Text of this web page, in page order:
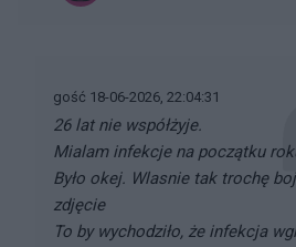
gość 18-06-2026, 22:04:31
26 lat nie współżyje.
Mialam infekcje na początku
Było okej. Wlasnie tak trochę
zdjęcie
To by wychodziło, że infekcja